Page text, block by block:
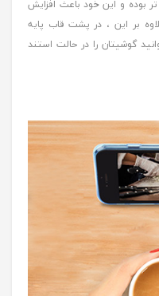
بوده و این خود باعث افزایش
بر این ، در پشت قاب پایه
گوشیتان را در حالت استند